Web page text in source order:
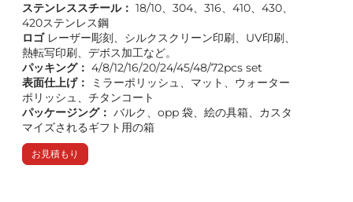
ステンレススチール： 18/10、304、316、410、430、
420ステンレス鋼
ロゴレーザー彫刻、シルクスクリーン印刷、UV印刷、
熱転写印刷、デボス加工など。
パッキング： 4/8/12/16/20/24/45/48/72pcs set
表面仕上げ：
ミラーポリッシュ、マット、ウォーター
ポリッシュ、チタンコート
パッケージング： バルク、opp 袋、絵の具箱、カスタ
マイズされるギフト用の箱
お見積もり